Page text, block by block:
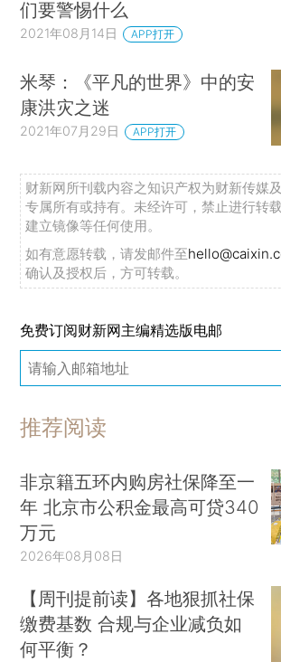
们要警惕什么
2021年08月14日 APP打开
米琴：《平凡的世界》中的安
康洪灾之迷
2021年07月29日 APP打开
财新网所刊载内容之知识产权为财新传媒
专属所有或持有。未经许可，禁止进行转
建立镜像等任何使用。
如有意愿转载，请发邮件至
确认及授权后，方可转载。
免费订阅财新网主编精选版电邮
推荐阅读
非京籍五环内购房社保降至一
年 北京市公积金最高可贷340
万元
2026年08月08日
【周刊提前读】各地狠抓社保
缴费基数 合规与企业减负如
何平衡？